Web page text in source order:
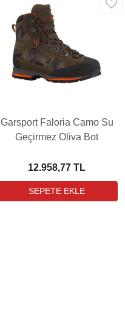
Garsport Faloria Camo Su
Geçirmez Oliva Bot
12.958,77 TL